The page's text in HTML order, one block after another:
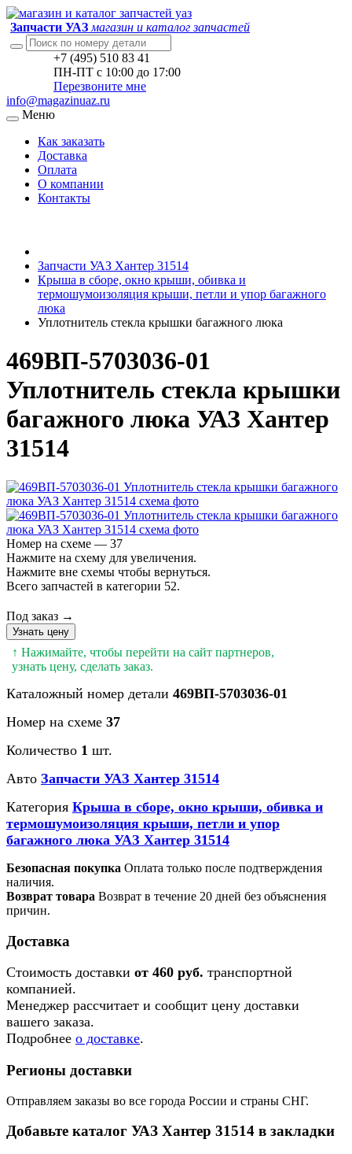
Запчасти УАЗ магазин и каталог запчастей
+7 (495) 510 83 41
ПН-ПТ с 10:00 до 17:00
Перезвоните мне
info@magazinuaz.ru
Меню
Как заказать
Доставка
Оплата
О компании
Контакты
Запчасти УАЗ Хантер 31514
Крыша в сборе, окно крыши, обивка и
термошумоизоляция крыши, петли и упор багажного
люка
Уплотнитель стекла крышки багажного люка
469ВП-5703036-01
Уплотнитель стекла крышки
багажного люка УАЗ Хантер
31514
Номер на схеме — 37
Нажмите на схему для увеличения.
Нажмите вне схемы чтобы вернуться.
Всего запчастей в категории 52.
Под заказ →
Узнать цену
↑ Нажимайте, чтобы перейти на сайт партнеров,
узнать цену, сделать заказ.
Каталожный номер детали 469ВП-5703036-01
Номер на схеме 37
Количество 1 шт.
Авто Запчасти УАЗ Хантер 31514
Категория Крыша в сборе, окно крыши, обивка и
термошумоизоляция крыши, петли и упор
багажного люка УАЗ Хантер 31514
Безопасная покупка Оплата только после подтверждения
наличия.
Возврат товара Возврат в течение 20 дней без объяснения
причин.
Доставка
Стоимость доставки от 460 руб. транспортной
компанией.
Менеджер рассчитает и сообщит цену доставки
вашего заказа.
Подробнее о доставке.
Регионы доставки
Отправляем заказы во все города России и страны СНГ.
Добавьте каталог УАЗ Хантер 31514 в закладки